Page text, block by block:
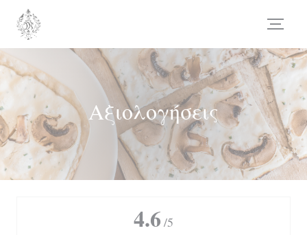
Πίνακας διαχείρισης "Μπισκότων" (Cookies)
Αξιολογήσεις
4.6 /5